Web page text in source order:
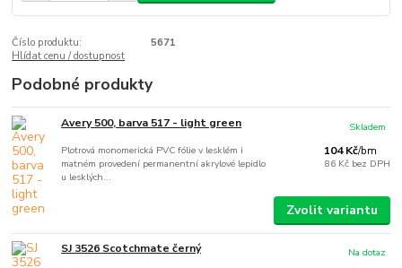
Číslo produktu:
5671
Hlídat cenu / dostupnost
Podobné produkty
Avery 500, barva 517 - light green
Plotrová monomerická PVC fólie v lesklém i
matném provedení permanentní akrylové lepidlo
u lesklých...
104 Kč/bm
86 Kč bez DPH
Skladem
Zvolit variantu
SJ 3526 Scotchmate černý Na dotaz